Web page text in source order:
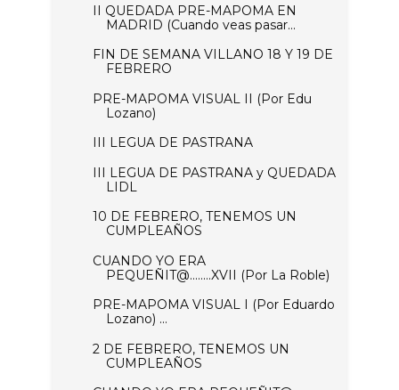
II QUEDADA PRE-MAPOMA EN
MADRID (Cuando veas pasar...
FIN DE SEMANA VILLANO 18 Y 19 DE
FEBRERO
PRE-MAPOMA VISUAL II (Por Edu
Lozano)
III LEGUA DE PASTRANA
III LEGUA DE PASTRANA y QUEDADA
LIDL
10 DE FEBRERO, TENEMOS UN
CUMPLEAÑOS
CUANDO YO ERA
PEQUEÑIT@……..XVII (Por La Roble)
PRE-MAPOMA VISUAL I (Por Eduardo
Lozano) ...
2 DE FEBRERO, TENEMOS UN
CUMPLEAÑOS